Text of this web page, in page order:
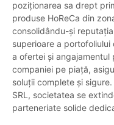
poziționarea sa drept
produse HoReCa din
consolidându-și
superioare a
a ofertei și
companiei pe piață,
soluții complete și
SRL, societatea se
parteneriate solide